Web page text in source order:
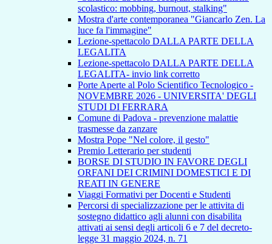
scolastico: mobbing, burnout, stalking"
Mostra d'arte contemporanea "Giancarlo Zen. La
luce fa l'immagine"
Lezione-spettacolo DALLA PARTE DELLA
LEGALITA
Lezione-spettacolo DALLA PARTE DELLA
LEGALITA- invio link corretto
Porte Aperte al Polo Scientifico Tecnologico -
NOVEMBRE 2026 - UNIVERSITA' DEGLI
STUDI DI FERRARA
Comune di Padova - prevenzione malattie
trasmesse da zanzare
Mostra Pope "Nel colore, il gesto"
Premio Letterario per studenti
BORSE DI STUDIO IN FAVORE DEGLI
ORFANI DEI CRIMINI DOMESTICI E DI
REATI IN GENERE
Viaggi Formativi per Docenti e Studenti
Percorsi di specializzazione per le attivita di
sostegno didattico agli alunni con disabilita
attivati ai sensi degli articoli 6 e 7 del decreto-
legge 31 maggio 2024, n. 71